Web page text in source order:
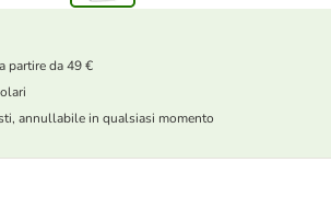
partire da 49 €
annullabile in qualsiasi momento